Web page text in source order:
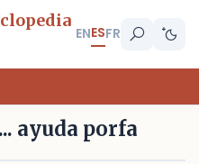
ENESFR
ayuda porfa